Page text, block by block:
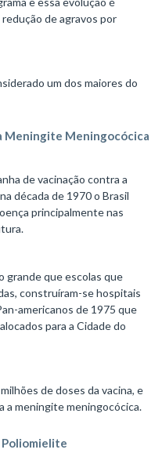
de agravos por
um dos maiores do
Meningite Meningocócica
de vacinação contra a
década de 1970 o Brasil
principalmente nas
grande que escolas que
construíram-se hospitais
americanos de 1975 que
para a Cidade do
de doses da vacina, e
a meningite meningocócica.
Poliomielite